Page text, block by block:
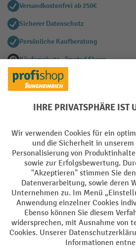
Versandkostenfrei ab 250€
Sicherer Datenschutz
Persönliche Kaufberatung
Käuferschutz - Trusted Shops
Zahlungsarten
PayPal Rechnung Vorkasse
Soziale Netzwerke
Facebook
YouTube
LinkedInInstagram
Impressum Datenschutz